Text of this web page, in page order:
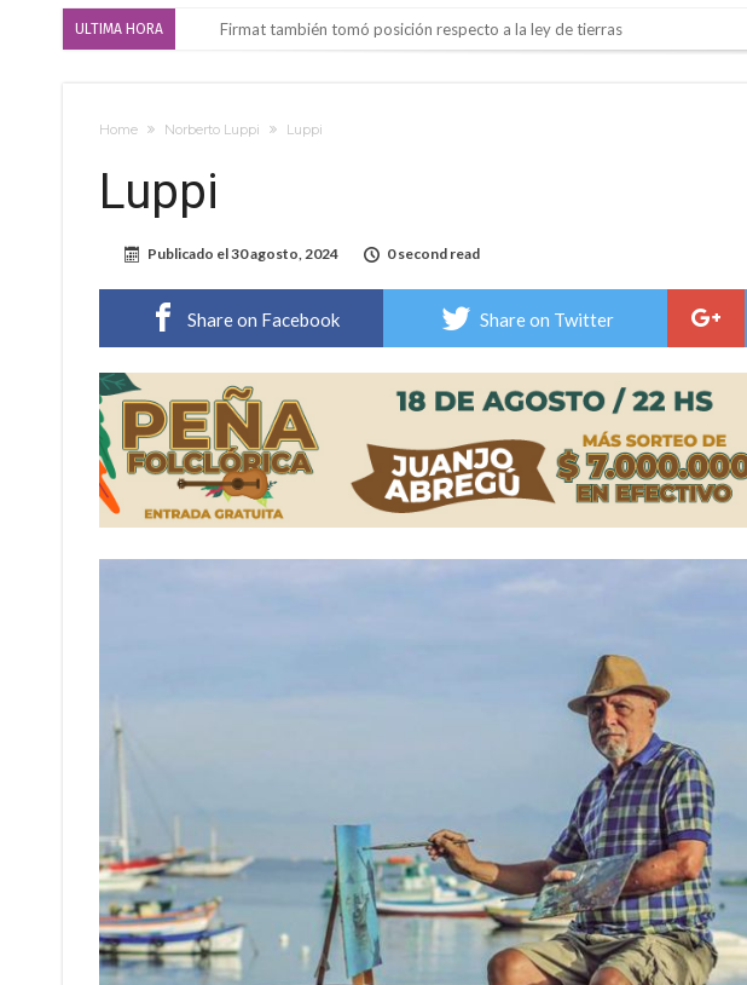
ULTIMA HORA Firmat también tomó posición respecto a la ley de tierras
Colecta solidaria de juguetes en Firmat para el EPI y el Hospital Vilela
Vuelve el básquet: este viernes arranca el Clausura con agenda confirmada
Home Norberto Luppi Luppi
Luppi
Publicado el30 agosto, 2024 0 second read
Share on Facebook Share on Twitter